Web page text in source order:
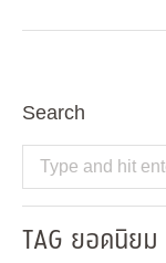
Search
Search:
TAG ยอดนิยม